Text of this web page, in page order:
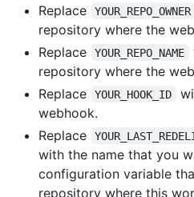
Replace
YOUR_REPO_OWNER
repository where the
Replace
YOUR_REPO_NAME
repository where the
Replace
YOUR_HOOK_ID
webhook.
Replace
with the name that you
configuration variable
repository where this